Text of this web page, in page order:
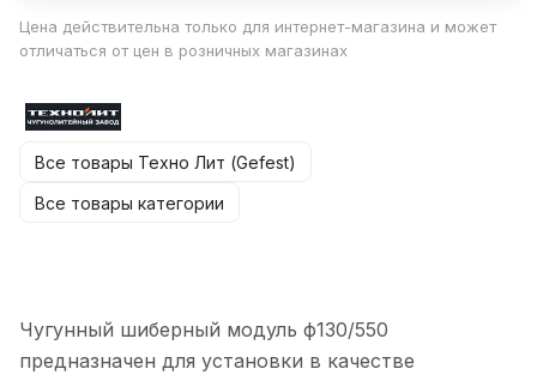
Цена действительна только для интернет-магазина и может
отличаться от цен в розничных магазинах
Все товары Техно Лит (Gefest)
Все товары категории
Чугунный шиберный модуль ф130/550
предназначен для установки в качестве